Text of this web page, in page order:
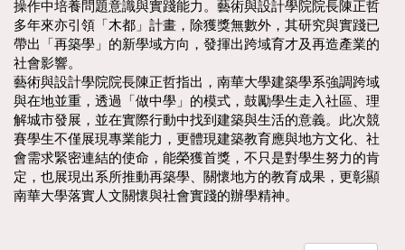
操作中培養問題意識與實踐能力。藝術與設計學院院長陳正哲
多年來亦引領「木都」計畫，除獲獎無數外，其研究與實踐已
帶出「再築學」的新學域方向，發揮出跨域育才及再造產業的
社會影響。
藝術與設計學院院長陳正哲指出，南華大學建築學系強調跨域
與在地並重，透過「做中學」的模式，鼓勵學生走入社區、理
解城市發展，並在實際行動中找到建築與生活的意義。此次競
賽學生不僅展現專業能力，更體現建築教育應與地方文化、社
會需求緊密連結的使命，能榮獲首獎，不只是對學生努力的肯
定，也展現出系所推動再築學、關懷地方的教育成果，更彰顯
南華大學落實人文關懷與社會實踐的辦學精神。